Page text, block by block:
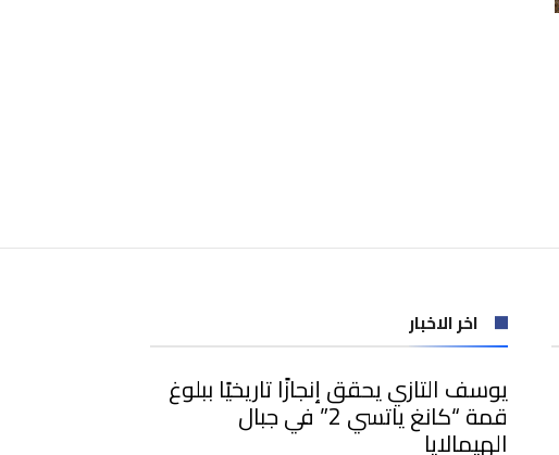
اخر الاخبار
يوسف التازي يحقق إنجازًا تاريخيًا ببلوغ
قمة “كانغ ياتسي 2” في جبال
الهيمالايا